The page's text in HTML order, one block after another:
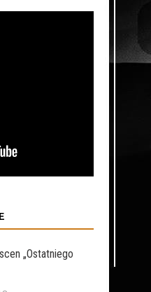
„Ostatniego